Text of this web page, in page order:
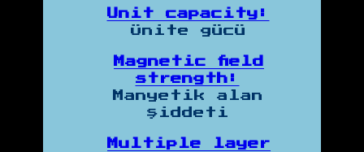
Unit capacity:
Ünite gücü
Magnetic field
strength:
Manyetik alan
şiddeti
Multiple layer